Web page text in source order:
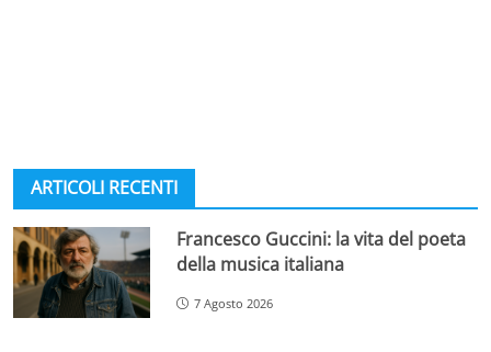
ARTICOLI RECENTI
Francesco Guccini: la vita del poeta
della musica italiana
7 Agosto 2026